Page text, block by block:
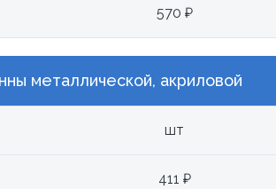
570 ₽
металлической, акриловой
шт
411 ₽